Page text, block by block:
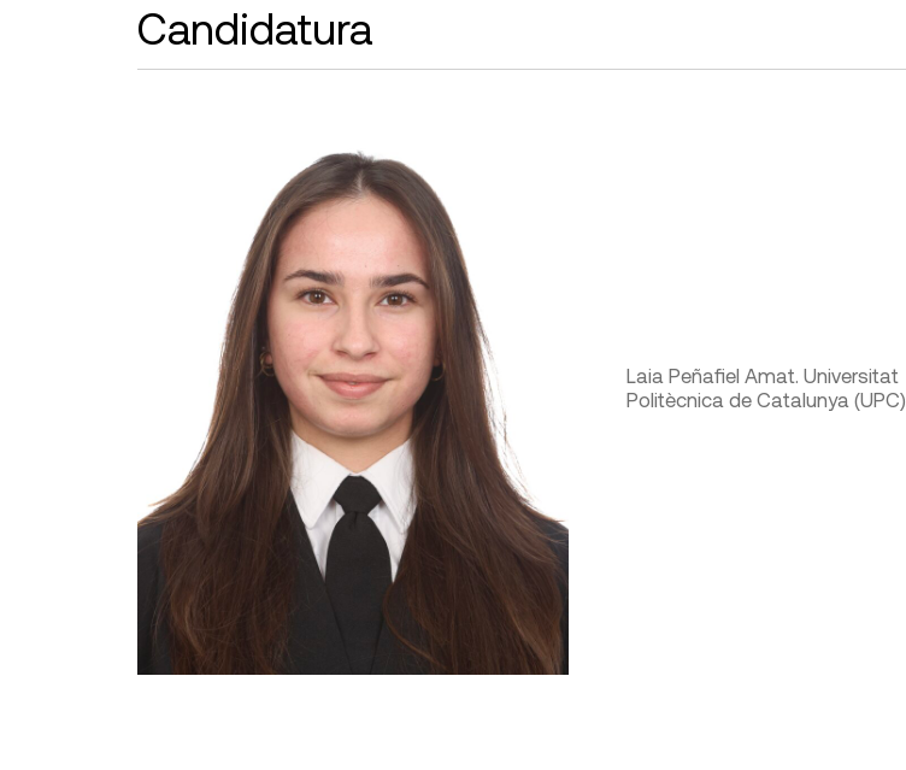
Candidatura
Laia Peñafiel Amat. Universitat
Politècnica de Catalunya (UPC)